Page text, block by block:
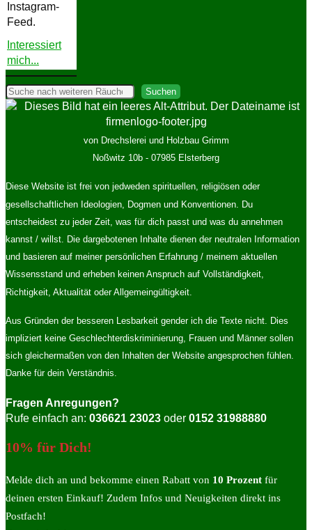
Instagram-
Feed.
Interessiert
mich...
Suchen Suchen
von Drechslerei und Holzbau Grimm
Noßwitz 10b - 07985 Elsterberg
Diese Website ist frei von jedweden spirituellen, religiösen oder
gesellschaftlichen Ideologien, Dogmen und Konventionen. Du
entscheidest zu jeder Zeit, was für dich passt und was du annehmen
kannst / willst. Die dargebotenen Inhalte dienen der neutralen Information
und basieren auf meiner persönlichen Erfahrung / meinem aktuellen
Wissensstand und erheben keinen Anspruch auf Vollständigkeit,
Richtigkeit, Aktualität oder Allgemeingültigkeit.
Aus Gründen der besseren Lesbarkeit gender ich die Texte nicht. Dies
impliziert keine Geschlechterdiskriminierung, Frauen und Männer sollen
sich gleichermaßen von den Inhalten der Website angesprochen fühlen.
Danke für dein Verständnis.
Fragen Anregungen?
Rufe einfach an: 036621 23023 oder 0152 31988880
10% für Dich!
Melde dich an und bekomme einen Rabatt von 10 Prozent für
deinen ersten Einkauf! Zudem Infos und Neuigkeiten direkt ins
Postfach!